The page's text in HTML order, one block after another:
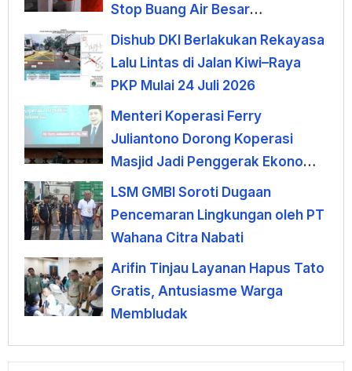
Stop Buang Air Besar
Sembarangan
Dishub DKI Berlakukan Rekayasa
Lalu Lintas di Jalan Kiwi–Raya
PKP Mulai 24 Juli 2026
Menteri Koperasi Ferry
Juliantono Dorong Koperasi
Masjid Jadi Penggerak Ekonomi
Umat
LSM GMBI Soroti Dugaan
Pencemaran Lingkungan oleh PT
Wahana Citra Nabati
Arifin Tinjau Layanan Hapus Tato
Gratis, Antusiasme Warga
Membludak